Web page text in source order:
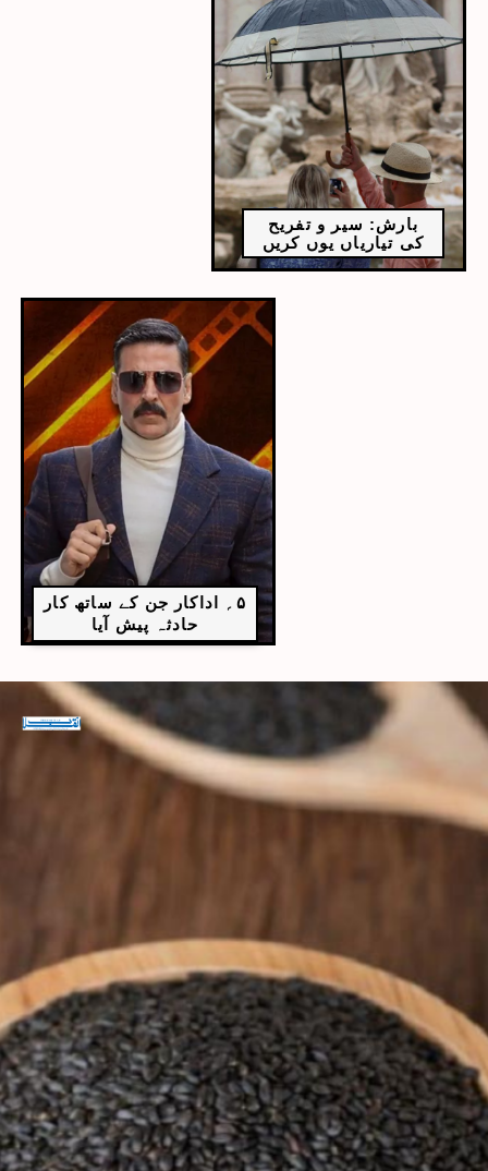
بارش: سیر و تفریح
کی تیاریاں یوں کریں
۵؍ اداکار جن کے ساتھ کار
حادثہ پیش آیا